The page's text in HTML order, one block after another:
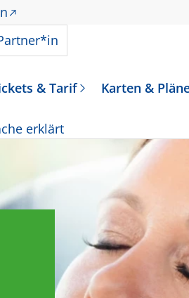
Angebot?
& Tarif Karten &
erklärt